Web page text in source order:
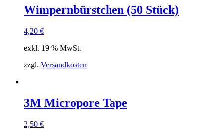
Wimpernbürstchen (50 Stück)
4,20 €
exkl. 19 % MwSt.
zzgl. Versandkosten
3M Micropore Tape
2,50 €